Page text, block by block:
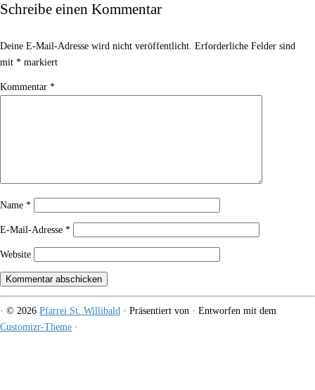
Schreibe einen Kommentar
Deine E-Mail-Adresse wird nicht veröffentlicht. Erforderliche Felder sind
mit * markiert
Kommentar *
Name *
E-Mail-Adresse *
Website
· © 2026 Pfarrei St. Willibald · Präsentiert von · Entworfen mit dem
Customizr-Theme ·